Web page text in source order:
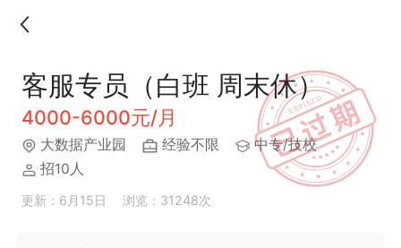
客服专员（白班 周末休）
4000-6000元/月
大数据产业园 经验不限
中专/技校
招10人
更新：6月15日 浏览：31248次